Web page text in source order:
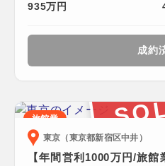
935万円
成約
旅館業
東京（東京都新宿区中井）
【年間営利1000万円/旅